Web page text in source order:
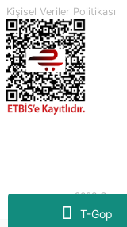
T-Gop
Kişisel Veriler Politikası
2023